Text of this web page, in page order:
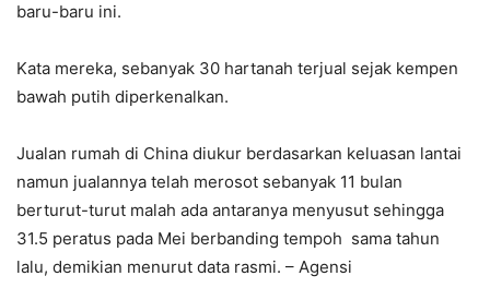
baru-baru ini.
Kata mereka, sebanyak 30 hartanah terjual sejak kempen
bawah putih diperkenalkan.
Jualan rumah di China diukur berdasarkan keluasan lantai
namun jualannya telah merosot sebanyak 11 bulan
berturut-turut malah ada antaranya menyusut sehingga
31.5 peratus pada Mei berbanding tempoh sama tahun
lalu, demikian menurut data rasmi. – Agensi